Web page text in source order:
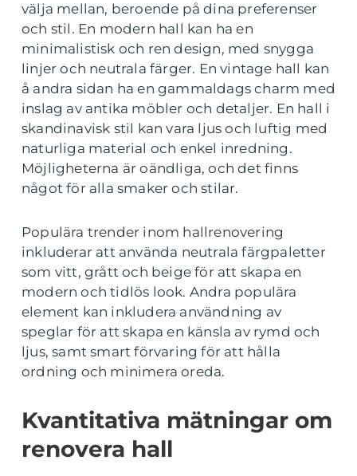
välja mellan, beroende på dina preferenser
och stil. En modern hall kan ha en
minimalistisk och ren design, med snygga
linjer och neutrala färger. En vintage hall kan
å andra sidan ha en gammaldags charm med
inslag av antika möbler och detaljer. En hall i
skandinavisk stil kan vara ljus och luftig med
naturliga material och enkel inredning.
Möjligheterna är oändliga, och det finns
något för alla smaker och stilar.
Populära trender inom hallrenovering
inkluderar att använda neutrala färgpaletter
som vitt, grått och beige för att skapa en
modern och tidlös look. Andra populära
element kan inkludera användning av
speglar för att skapa en känsla av rymd och
ljus, samt smart förvaring för att hålla
ordning och minimera oreda.
Kvantitativa mätningar om
renovera hall